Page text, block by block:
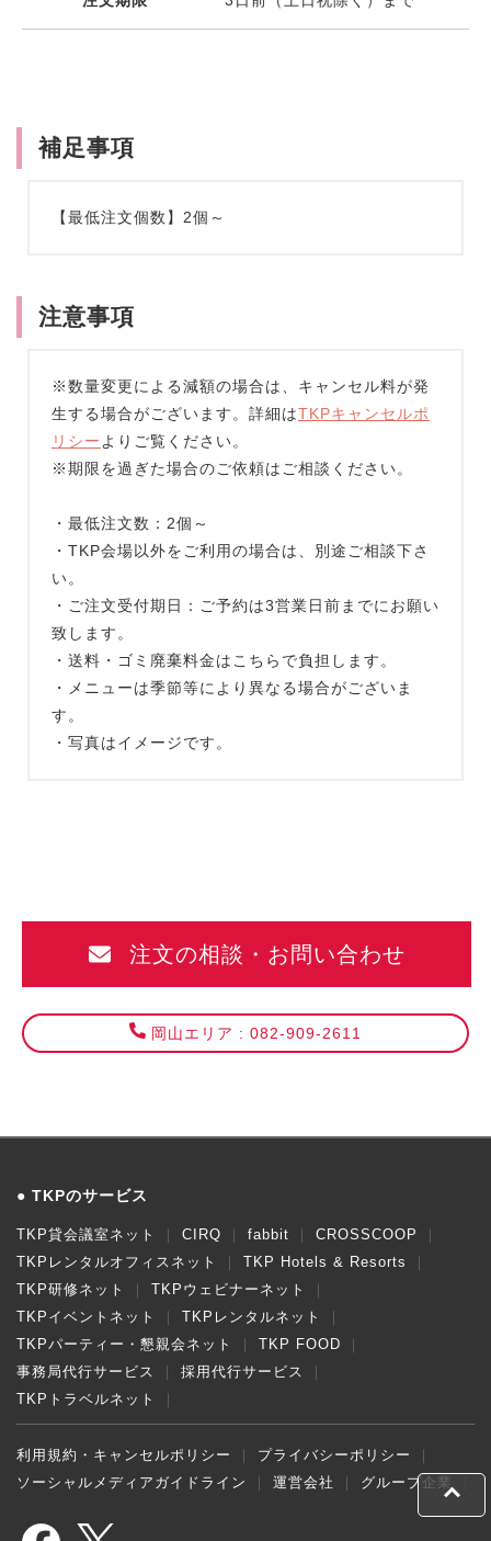
補足事項
【最低注文個数】2個～
注意事項
※数量変更による減額の場合は、キャンセル料が発
生する場合がございます。詳細はTKPキャンセルポ
リシー よりご覧ください。
※期限を過ぎた場合のご依頼はご相談ください。
・最低注文数：2個～
・TKP会場以外をご利用の場合は、別途ご相談下さ
い。
・ご注文受付期日：ご予約は3営業日前までにお願い
致します。
・送料・ゴミ廃棄料金はこちらで負担します。
・メニューは季節等により異なる場合がございま
す。
・写真はイメージです。
注文の相談・お問い合わせ
岡山エリア : 082-909-2611
TKPのサービス
TKP貸会議室ネット CIRQ fabbit
CROSSCOOP
TKPレンタルオフィスネット
TKP Hotels & Resorts
TKP研修ネット
TKPウェビナーネット
TKPイベントネット
TKPレンタルネット
TKPパーティー・懇親会ネット
TKP FOOD
事務局代行サービス
採用代行サービス
TKPトラベルネット
利用規約・キャンセルポリシー
プライバシーポリシー
ソーシャルメディアガイドライン
運営会社 グループ企業